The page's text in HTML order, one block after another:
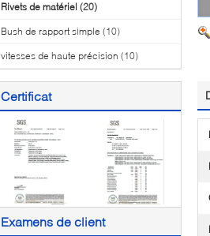
Rivets de matériel (20)
Bush de rapport simple (10)
vitesses de haute précision (10)
Certificat
Examens de client